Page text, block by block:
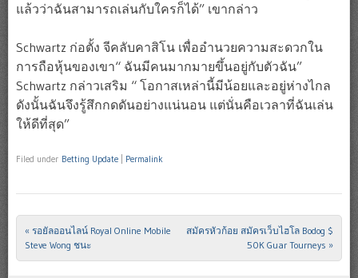
แล้วว่าฉันสามารถเล่นกับใครก็ได้” เขากล่าว
Schwartz ก่อตั้ง จีคลับคาสิโน เพื่ออำนวยความสะดวกใน
การถือหุ้นของเขา“ ฉันมีคนมากมายขึ้นอยู่กับตัวฉัน”
Schwartz กล่าวเสริม “ โอกาสเหล่านี้มีน้อยและอยู่ห่างไกล
ดังนั้นฉันจึงรู้สึกกดดันอย่างแน่นอน แต่นั่นคือเวลาที่ฉันเล่น
ให้ดีที่สุด”
Filed under Betting Update Permalink
Post navigation
« รอยัลออนไลน์ Royal Online Mobile
Steve Wong ชนะ
สมัครหัวก้อย สมัครเว็บไฮโล Bodog $
50K Guar Tourneys »